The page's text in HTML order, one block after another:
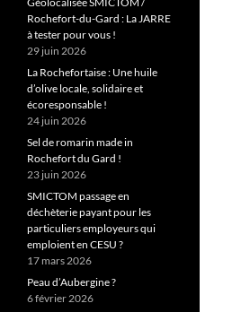
Rochefort-du-Gard : La JARRE
à tester pour vous !
29 juin 2026
La Rochefortaise : Une huile
d’olive locale, solidaire et
écoresponsable !
24 juin 2026
Sel de romarin made in
Rochefort du Gard !
23 juin 2026
SMICTOM passage en
déchèterie payant pour les
particuliers employeurs qui
emploient en CESU ?
17 mars 2026
Peau d’Aubergine ?
6 février 2026